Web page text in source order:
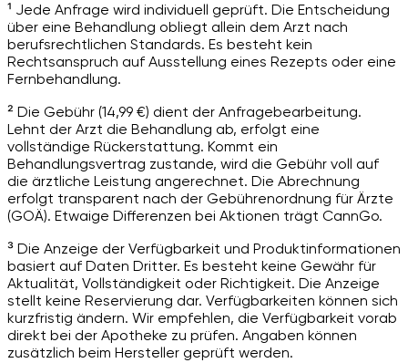
¹ Jede Anfrage wird individuell geprüft. Die Entscheidung
über eine Behandlung obliegt allein dem Arzt nach
berufsrechtlichen Standards. Es besteht kein
Rechtsanspruch auf Ausstellung eines Rezepts oder eine
Fernbehandlung.
² Die Gebühr (14,99 €) dient der Anfragebearbeitung.
Lehnt der Arzt die Behandlung ab, erfolgt eine
vollständige Rückerstattung. Kommt ein
Behandlungsvertrag zustande, wird die Gebühr voll auf
die ärztliche Leistung angerechnet. Die Abrechnung
erfolgt transparent nach der Gebührenordnung für Ärzte
(GOÄ). Etwaige Differenzen bei Aktionen trägt CannGo.
³ Die Anzeige der Verfügbarkeit und Produktinformationen
basiert auf Daten Dritter. Es besteht keine Gewähr für
Aktualität, Vollständigkeit oder Richtigkeit. Die Anzeige
stellt keine Reservierung dar. Verfügbarkeiten können sich
kurzfristig ändern. Wir empfehlen, die Verfügbarkeit vorab
direkt bei der Apotheke zu prüfen. Angaben können
zusätzlich beim Hersteller geprüft werden.